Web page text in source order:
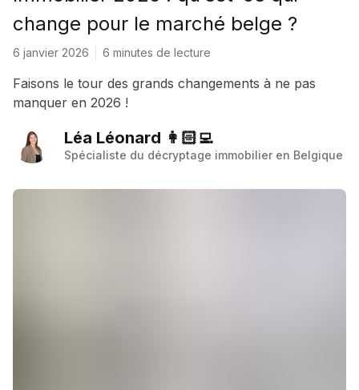
change pour le marché belge ?
6 janvier 2026 6 minutes de lecture
Faisons le tour des grands changements à ne pas
manquer en 2026 !
Léa Léonard 👩🏻‍💻
Spécialiste du décryptage immobilier en Belgique